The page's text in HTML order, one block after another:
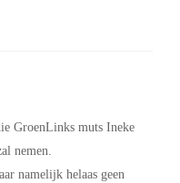
GroenLinks muts Ineke
nemen.
namelijk helaas geen